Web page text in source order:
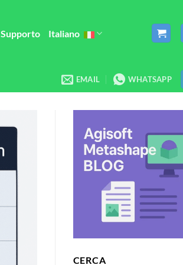
Supporto Italiano
EMAIL WHATSAPP
CERCA